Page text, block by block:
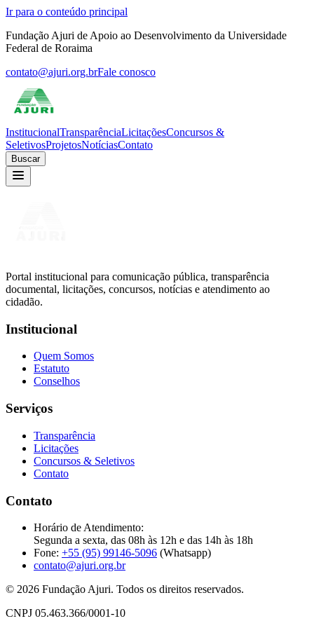
Ir para o conteúdo principal
Fundação Ajuri de Apoio ao Desenvolvimento da Universidade
Federal de Roraima
contato@ajuri.org.brFale conosco
InstitucionalTransparênciaLicitaçõesConcursos &
SeletivosProjetosNotíciasContato
Buscar
Portal institucional para comunicação pública, transparência
documental, licitações, concursos, notícias e atendimento ao
cidadão.
Institucional
Quem Somos
Estatuto
Conselhos
Serviços
Transparência
Licitações
Concursos & Seletivos
Contato
Contato
Horário de Atendimento:
Segunda a sexta, das 08h às 12h e das 14h às 18h
Fone: +55 (95) 99146-5096 (Whatsapp)
contato@ajuri.org.br
© 2026 Fundação Ajuri. Todos os direitos reservados.
CNPJ 05.463.366/0001-10